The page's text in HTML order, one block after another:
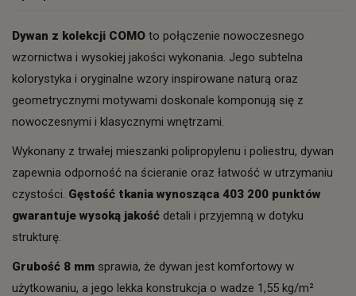
Dywan z kolekcji COMO to połączenie nowoczesnego
wzornictwa i wysokiej jakości wykonania. Jego subtelna
kolorystyka i oryginalne wzory inspirowane naturą oraz
geometrycznymi motywami doskonale komponują się z
nowoczesnymi i klasycznymi wnętrzami.
Wykonany z trwałej mieszanki polipropylenu i poliestru, dywan
zapewnia odporność na ścieranie oraz łatwość w utrzymaniu
czystości. Gęstość tkania wynosząca 403 200 punktów
gwarantuje wysoką jakość detali i przyjemną w dotyku
strukturę.
Grubość 8 mm sprawia, że dywan jest komfortowy w
użytkowaniu, a jego lekka konstrukcja o wadze 1,55 kg/m²